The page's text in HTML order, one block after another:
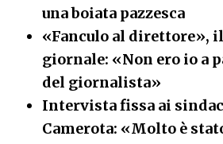
una boiata pazzesca
«Fanculo al direttore»,
giornale: «Non ero io a
del giornalista»
Intervista fissa ai
Camerota: «Molto è